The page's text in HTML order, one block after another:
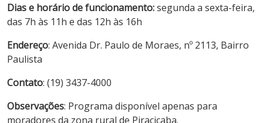
Dias e horário de funcionamento:segunda a sexta-feira,
das 7h às 11h e das 12h às 16h
Endereço: Avenida Dr. Paulo de Moraes, nº 2113, Bairro
Paulista
Contato: (19) 3437-4000
Observações: Programa disponível apenas para
moradores da zona rural de Piracicaba.